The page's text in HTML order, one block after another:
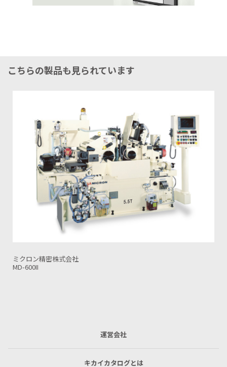
こちらの製品も見られています
運営会社
キカイカタログとは